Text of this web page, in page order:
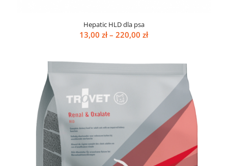
Hepatic HLD dla psa
13,00zł – 220,00złZakres
220,00 zł